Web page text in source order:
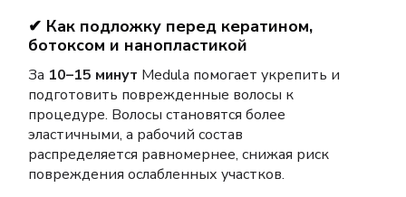
✔ Как подложку перед кератином,
ботоксом и нанопластикой
За 10–15 минут Medula помогает укрепить и
подготовить поврежденные волосы к
процедуре. Волосы становятся более
эластичными, а рабочий состав
распределяется равномернее, снижая риск
повреждения ослабленных участков.